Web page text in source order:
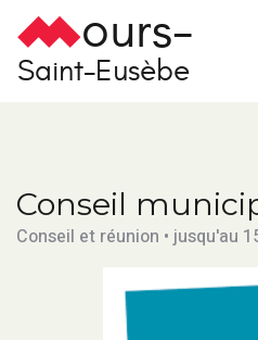
ours-
Saint-Eusèbe
Conseil
Conseil et réunion • jusqu'au